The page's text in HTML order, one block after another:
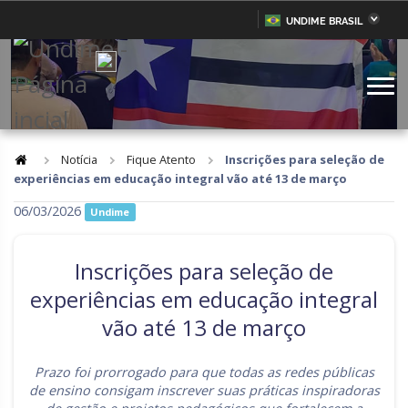
PARA
CONTEÚDO
UNDIME BRASIL
Amazonas
Ceará
Goiás Maranhão
Minas Gerais
Pernambuco
Paraná
Rondônia Roraima
Notícia Fique Atento
Inscrições para seleção de
experiências em educação integral vão até 13 de março
06/03/2026 Undime
Inscrições para seleção de
experiências em educação integral
vão até 13 de março
Prazo foi prorrogado para que todas as redes públicas
de ensino consigam inscrever suas práticas inspiradoras